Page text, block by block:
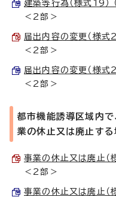
建築等行為（様式19
＜2部＞
届出内容の変更（様
＜2部＞
届出内容の変更（様
＜2部＞
都市機能誘導区域内
業の休止又は廃止する
事業の休止又は廃止
＜2部＞
事業の休止又は廃止